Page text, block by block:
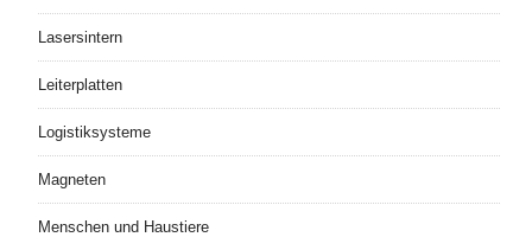
Lasersintern
Leiterplatten
Logistiksysteme
Magneten
Menschen und Haustiere